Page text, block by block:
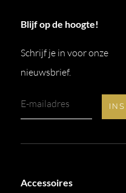
Blijf op de hoogte!
Schrijf je in voor onze
nieuwsbrief.
Accessoires